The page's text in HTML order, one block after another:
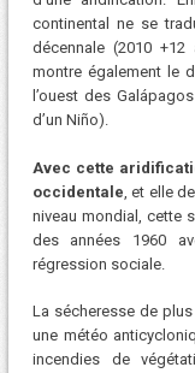
continental ne se
décennale (2010
montre également le
l’ouest des
d’un Niño).
Avec cette
occidentale , et elle
niveau mondial, cette
des années 1960
régression sociale.
La sécheresse de
une météo
incendies de